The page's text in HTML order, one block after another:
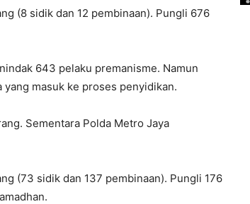
(8 sidik dan 12 pembinaan). Pungli 676
643 pelaku premanisme. Namun
masuk ke proses penyidikan.
Sementara Polda Metro Jaya
(73 sidik dan 137 pembinaan). Pungli 176